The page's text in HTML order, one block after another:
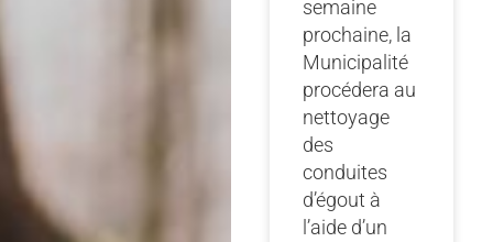
semaine
prochaine, la
Municipalité
procédera au
nettoyage
des
conduites
d’égout à
l’aide d’un